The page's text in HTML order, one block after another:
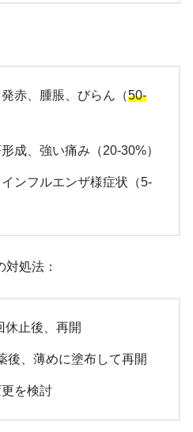
赤、腫脹、びらん（50-
成、強い痛み（20-30%）
ンフルエンザ様症状（5-
処法：
休止後、再開
後、薄めに塗布して再開
を検討